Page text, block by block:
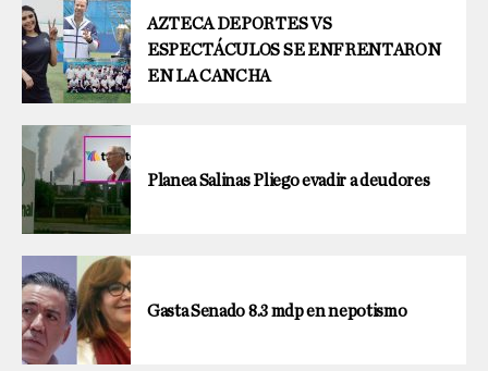
AZTECA DEPORTES VS
ESPECTÁCULOS SE ENFRENTARON
EN LA CANCHA
Planea Salinas Pliego evadir a deudores
Gasta Senado 8.3 mdp en nepotismo